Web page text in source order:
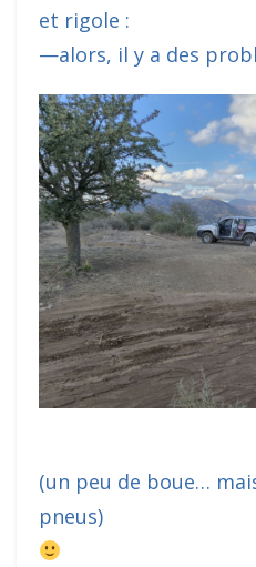
et rigole :
—alors, il y a des
(un peu de boue…
pneus)